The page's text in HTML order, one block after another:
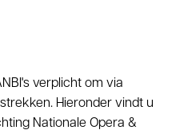
verplicht om via
Hieronder vindt u
Nationale Opera &